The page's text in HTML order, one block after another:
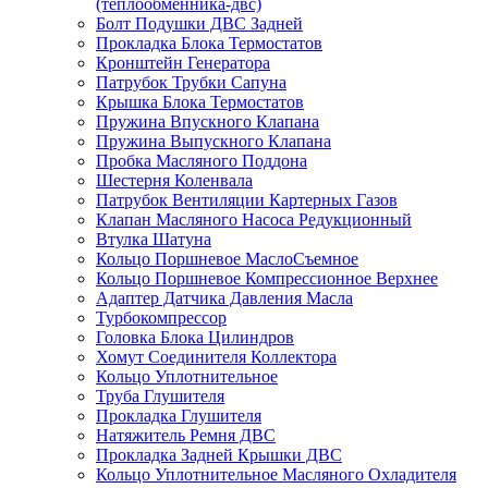
Болт Подушки ДВС Задней
Прокладка Блока Термостатов
Кронштейн Генератора
Патрубок Трубки Сапуна
Крышка Блока Термостатов
Пружина Впускного Клапана
Пружина Выпускного Клапана
Пробка Масляного Поддона
Шестерня Коленвала
Патрубок Вентиляции Картерных Газов
Клапан Масляного Насоса Редукционный
Втулка Шатуна
Кольцо Поршневое МаслоСъемное
Кольцо Поршневое Компрессионное Верхнее
Адаптер Датчика Давления Масла
Турбокомпрессор
Головка Блока Цилиндров
Хомут Соединителя Коллектора
Кольцо Уплотнительное
Труба Глушителя
Прокладка Глушителя
Натяжитель Ремня ДВС
Прокладка Задней Крышки ДВС
Кольцо Уплотнительное Масляного Охладителя